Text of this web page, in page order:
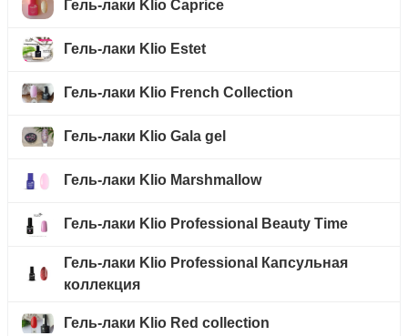
Гель-лаки Klio Caprice
Гель-лаки Klio Estet
Гель-лаки Klio French Collection
Гель-лаки Klio Gala gel
Гель-лаки Klio Marshmallow
Гель-лаки Klio Professional Beauty Time
Гель-лаки Klio Professional Капсульная
коллекция
Гель-лаки Klio Red collection